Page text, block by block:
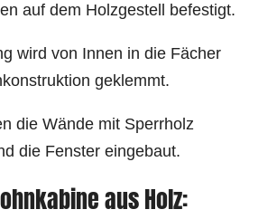
auf dem Holzgestell befestigt.
wird von Innen in die Fächer
geklemmt.
die Wände mit Sperrholz
die Fenster eingebaut.
aus Holz: